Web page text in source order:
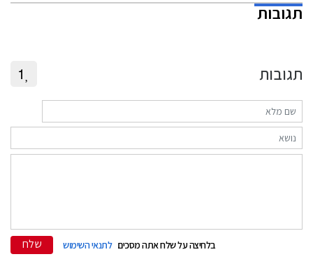
תגובות
תגובות 1
בלחיצה על שלח אתה מסכים לתנאי השימוש שלח